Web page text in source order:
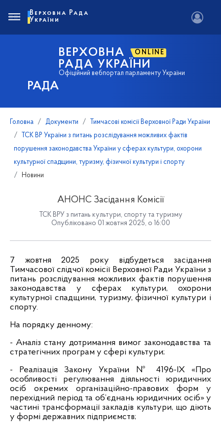
РАДА
ВЕРХОВНА ONLINE
РАДА УКРАЇНИ
Офіційний вебпортал парламенту України
Верховна Рада
України
Головна Документи
Тимчасові комісії Верховної Ради України
ТСК ВР України з питань розслідування можливих фактів
порушення законодавства України у сферах культури, охорони
культурної спадщини, туризму, фізичної культури і спорту
Новини
АНОНС Засідання Комісії
ТСК ВРУ з питань культури, спорту та туризму
Опубліковано 01 жовтня 2025, о 16:00
7 жовтня 2025 року відбудеться засідання
Тимчасової слідчої комісії Верховної Ради України з
питань розслідування можливих фактів порушення
законодавства у сферах культури, охорони
культурної спадщини, туризму, фізичної культури і
спорту.
На порядку денному:
- Аналіз стану дотримання вимог законодавства та
стратегічних програм у сфері культури;
- Реалізація Закону України № 4196-IX «Про
особливості регулювання діяльності юридичних
осіб окремих організаційно-правових форм у
перехідний період та об’єднань юридичних осіб» у
частині трансформації закладів культури, що діють
у формі державних підприємств;